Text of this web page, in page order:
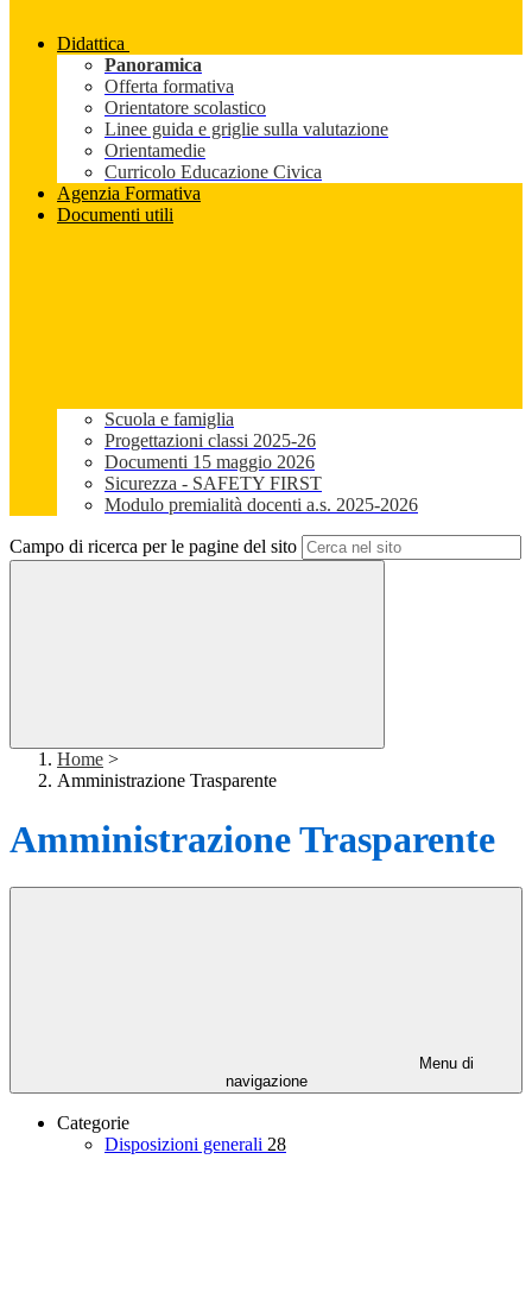
Didattica
Panoramica
Offerta formativa
Orientatore scolastico
Linee guida e griglie sulla valutazione
Orientamedie
Curricolo Educazione Civica
Agenzia Formativa
Documenti utili
Scuola e famiglia
Progettazioni classi 2025-26
Documenti 15 maggio 2026
Sicurezza - SAFETY FIRST
Modulo premialità docenti a.s. 2025-2026
Campo di ricerca per le pagine del sito
Home >
Amministrazione Trasparente
Amministrazione Trasparente
Menu di
navigazione
Categorie
Disposizioni generali 28